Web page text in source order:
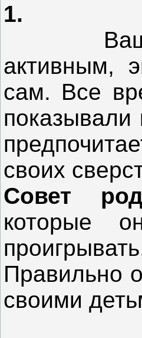
1.
Ваш
активным,
сам. Все
своих
Совет
которые
Правильно
своими